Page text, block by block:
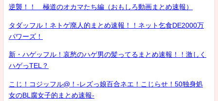
逆襲！！ 極道のオカマたち編（おもしろ動画まとめ速報）
タダッフル！ネトゲ廃人的まとめ速報！！ネット乞食DE2000万
パワーズ！
新・ハゲッフル！哀愁のハゲ男の髪ってるまとめ速報！！激しく
ハゲっTEL？
こじ！コジッフル@！-レズっ娘百合ネエ！こじらせ！50独身処
女のBL腐女子的まとめ速報-